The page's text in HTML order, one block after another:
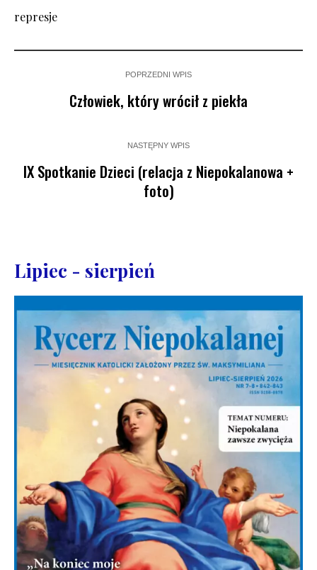
represje
POPRZEDNI WPIS
Człowiek, który wrócił z piekła
NASTĘPNY WPIS
IX Spotkanie Dzieci (relacja z Niepokalanowa +
foto)
Lipiec - sierpień